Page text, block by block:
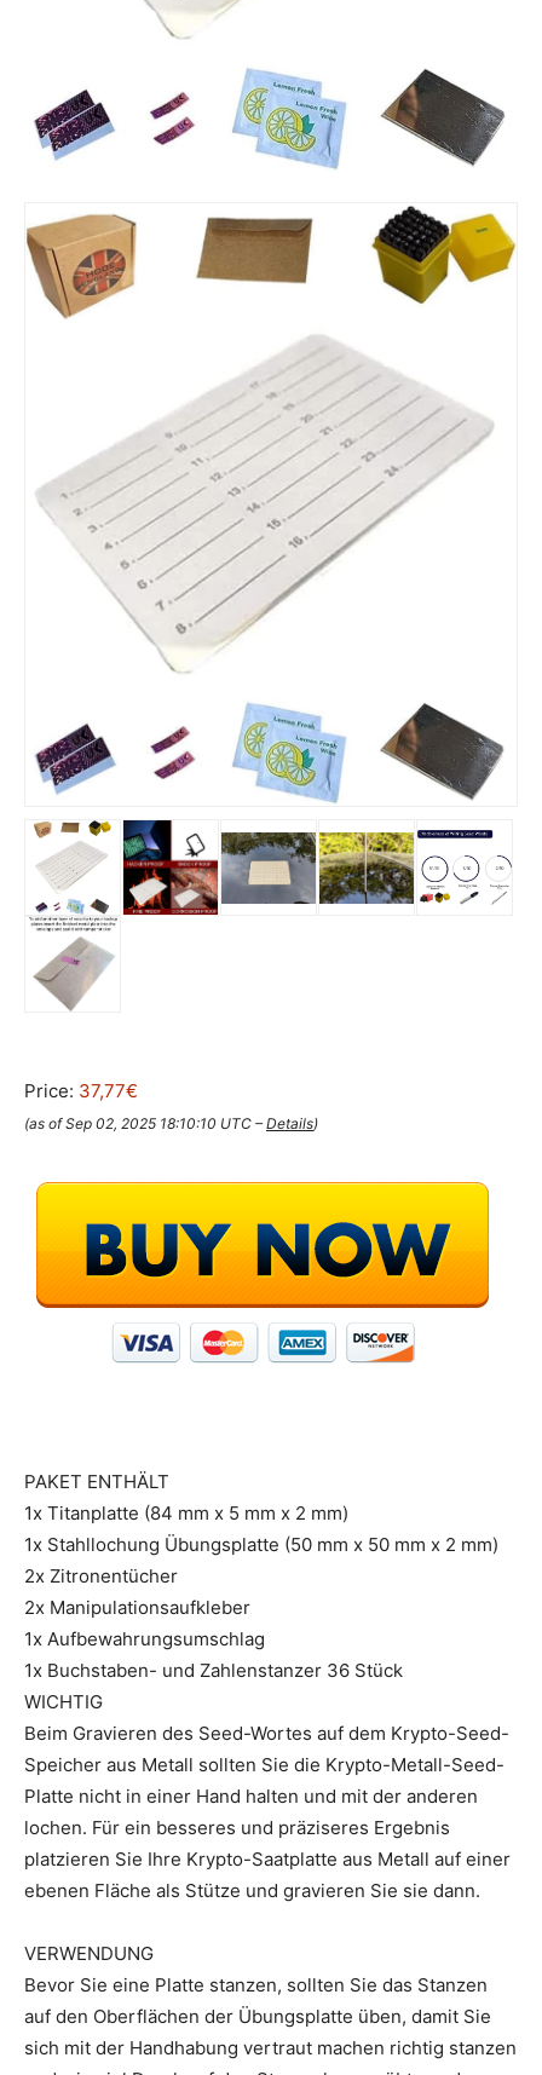
Price: 37,77€
(as of Sep 02, 2025 18:10:10 UTC –Details)
PAKET ENTHÄLT
1x Titanplatte (84 mm x 5 mm x 2 mm)
1x Stahllochung Übungsplatte (50 mm x 50 mm x 2 mm)
2x Zitronentücher
2x Manipulationsaufkleber
1x Aufbewahrungsumschlag
1x Buchstaben- und Zahlenstanzer 36 Stück
WICHTIG
Beim Gravieren des Seed-Wortes auf dem Krypto-Seed-
Speicher aus Metall sollten Sie die Krypto-Metall-Seed-
Platte nicht in einer Hand halten und mit der anderen
lochen. Für ein besseres und präziseres Ergebnis
platzieren Sie Ihre Krypto-Saatplatte aus Metall auf einer
ebenen Fläche als Stütze und gravieren Sie sie dann.
VERWENDUNG
Bevor Sie eine Platte stanzen, sollten Sie das Stanzen
auf den Oberflächen der Übungsplatte üben, damit Sie
sich mit der Handhabung vertraut machen richtig stanzen